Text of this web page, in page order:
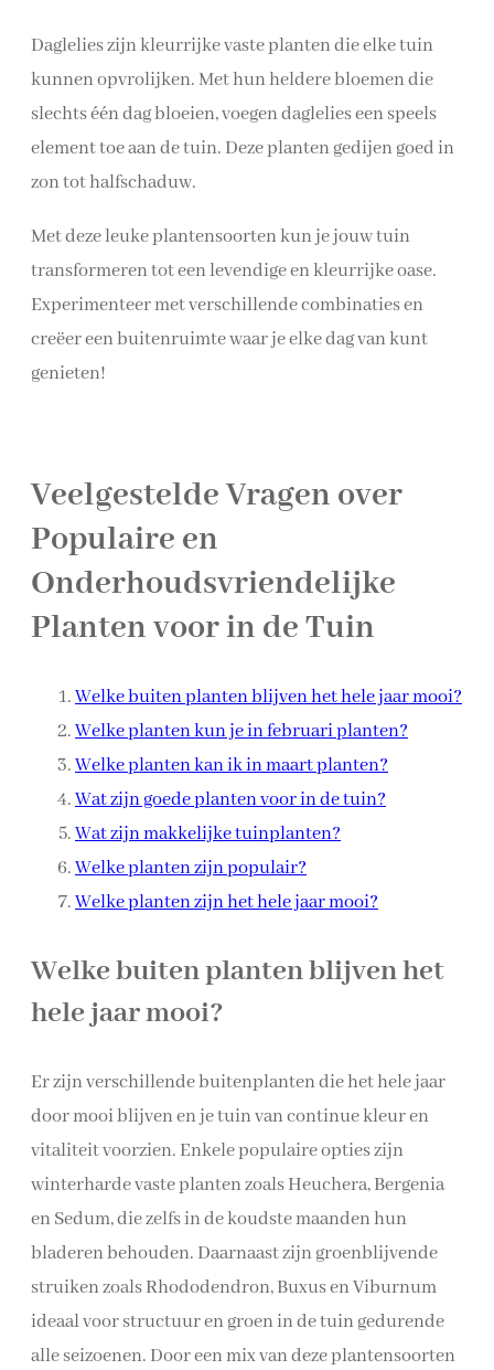
Daglelies zijn kleurrijke vaste planten die elke tuin
kunnen opvrolijken. Met hun heldere bloemen die
slechts één dag bloeien, voegen daglelies een speels
element toe aan de tuin. Deze planten gedijen goed in
zon tot halfschaduw.
Met deze leuke plantensoorten kun je jouw tuin
transformeren tot een levendige en kleurrijke oase.
Experimenteer met verschillende combinaties en
creëer een buitenruimte waar je elke dag van kunt
genieten!
Veelgestelde Vragen over
Populaire en
Onderhoudsvriendelijke
Planten voor in de Tuin
Welke buiten planten blijven het hele jaar mooi?
Welke planten kun je in februari planten?
Welke planten kan ik in maart planten?
Wat zijn goede planten voor in de tuin?
Wat zijn makkelijke tuinplanten?
Welke planten zijn populair?
Welke planten zijn het hele jaar mooi?
Welke buiten planten blijven het
hele jaar mooi?
Er zijn verschillende buitenplanten die het hele jaar
door mooi blijven en je tuin van continue kleur en
vitaliteit voorzien. Enkele populaire opties zijn
winterharde vaste planten zoals Heuchera, Bergenia
en Sedum, die zelfs in de koudste maanden hun
bladeren behouden. Daarnaast zijn groenblijvende
struiken zoals Rhododendron, Buxus en Viburnum
ideaal voor structuur en groen in de tuin gedurende
alle seizoenen. Door een mix van deze plantensoorten